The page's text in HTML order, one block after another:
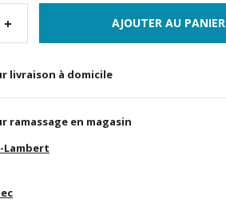
+ AJOUTER AU PANIER
livraison à domicile
ramassage en magasin
Lambert